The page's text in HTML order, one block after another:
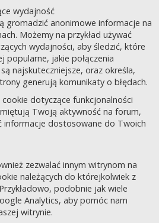
wydajność
gromadzić anonimowe informacje na
Możemy na przykład używać
wydajności, aby śledzić, które
popularne, jakie połączenia
najskuteczniejsze, oraz określa,
generują komunikaty o błędach.
cookie dotyczące funkcjonalności
Twoją aktywność na forum,
informacje dostosowane do Twoich
zezwalać innym witrynom na
należących do którejkolwiek z
podobnie jak wiele
Analytics, aby pomóc nam
witrynie.